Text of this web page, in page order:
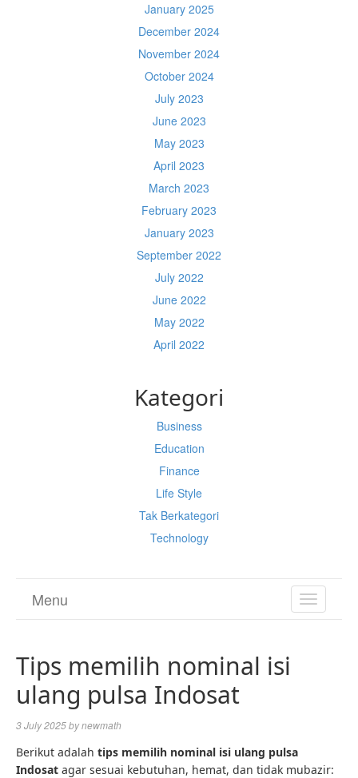
January 2025
December 2024
November 2024
October 2024
July 2023
June 2023
May 2023
April 2023
March 2023
February 2023
January 2023
September 2022
July 2022
June 2022
May 2022
April 2022
Kategori
Business
Education
Finance
Life Style
Tak Berkategori
Technology
TOGGLE
Menu
Tips memilih nominal isi
ulang pulsa Indosat
3 July 2025bynewmath
Berikut adalah tips memilih nominal isi ulang pulsa
Indosat agar sesuai kebutuhan, hemat, dan tidak mubazir: